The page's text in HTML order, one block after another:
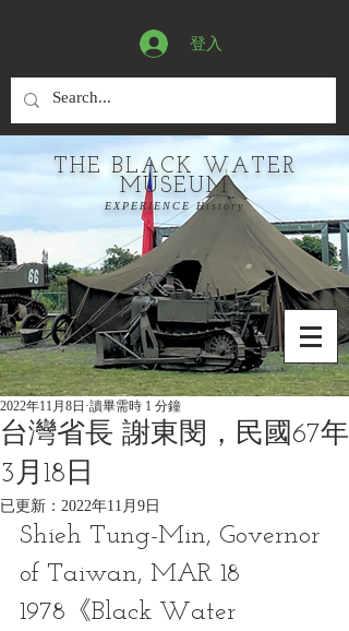
登入
THE BLACK WATER
MUSEUM
EXPERIENCE History
台灣省長 謝東閔，民國67年
3月18日
2022年11月8日 讀畢需時 1 分鐘
已更新： 2022年11月9日
Shieh Tung-Min, Governor
of Taiwan, MAR 18
1978《Black Water